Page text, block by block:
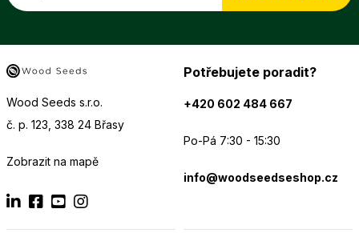
Wood Seeds s.r.o.
č. p. 123, 338 24 Břasy
Zobrazit na mapě
Potřebujete poradit?
+420 602 484 667
Po-Pá 7:30 - 15:30
info@woodseedseshop.cz